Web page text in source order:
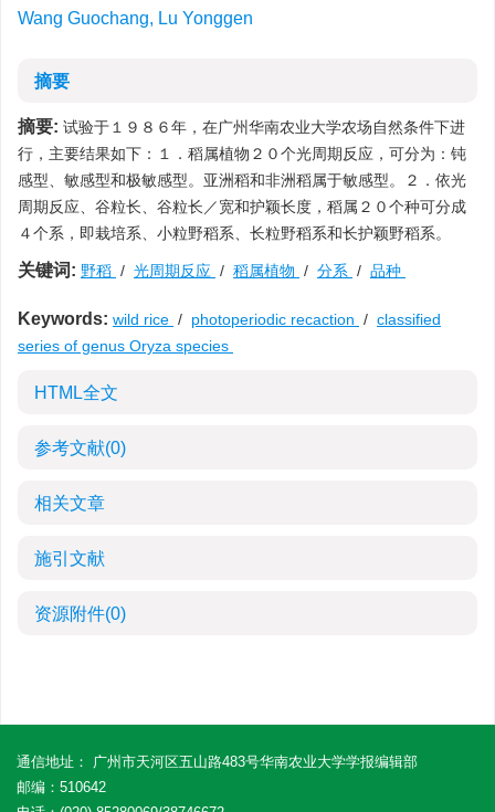
Wang Guochang, Lu Yonggen
摘要
摘要: 试验于１９８６年，在广州华南农业大学农场自然条件下进
行，主要结果如下：１．稻属植物２０个光周期反应，可分为：钝
感型、敏感型和极敏感型。亚洲稻和非洲稻属于敏感型。２．依光
周期反应、谷粒长、谷粒长／宽和护颖长度，稻属２０个种可分成
４个系，即栽培系、小粒野稻系、长粒野稻系和长护颖野稻系。
关键词: 野稻 / 光周期反应 / 稻属植物 / 分系 / 品种
Keywords: wild rice / photoperiodic recaction / classified
series of genus Oryza species
HTML全文
参考文献(0)
相关文章
施引文献
资源附件(0)
通信地址： 广州市天河区五山路483号华南农业大学学报编辑部
邮编：510642